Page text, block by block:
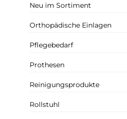
Neu im Sortiment
Orthopädische Einlagen
Pflegebedarf
Prothesen
Reinigungsprodukte
Rollstuhl